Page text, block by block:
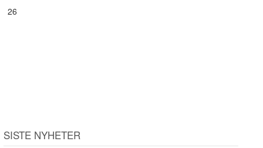
26
SISTE NYHETER